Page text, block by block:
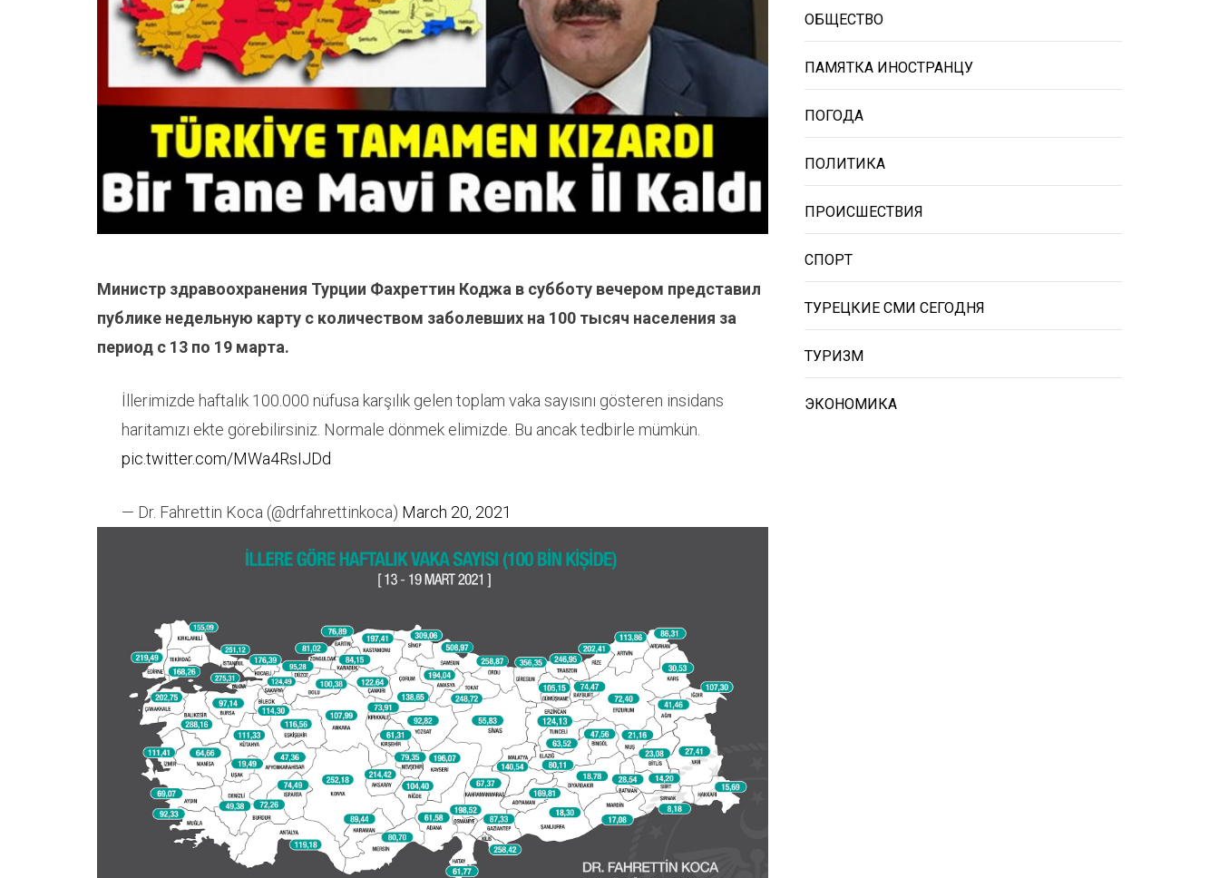
Министр здравоохранения Турции Фахреттин Коджа в субботу вечером представил
публике недельную карту с количеством заболевших на 100 тысяч населения за
период с 13 по 19 марта.
İllerimizde haftalık 100.000 nüfusa karşılık gelen toplam vaka sayısını gösteren insidans
haritamızı ekte görebilirsiniz. Normale dönmek elimizde. Bu ancak tedbirle mümkün.
pic.twitter.com/MWa4RsIJDd
— Dr. Fahrettin Koca (@drfahrettinkoca) March 20, 2021
ОБЩЕСТВО
ПАМЯТКА ИНОСТРАНЦУ
ПОГОДА
ПОЛИТИКА
ПРОИСШЕСТВИЯ
СПОРТ
ТУРЕЦКИЕ СМИ СЕГОДНЯ
ТУРИЗМ
ЭКОНОМИКА